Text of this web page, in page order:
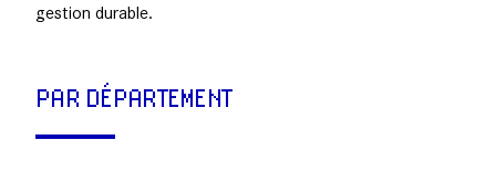
gestion durable.
PAR DÉPARTEMENT